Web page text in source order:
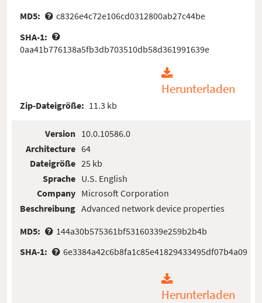
MD5:
c8326e4c72e106cd0312800ab27c44be
SHA-1:
0aa41b776138a5fb3db703510db58d361991639e
Herunterladen
Zip-Dateigröße: 11.3 kb
Version
Architecture
Dateigröße
Sprache
Company
Beschreibung
10.0.10586.0
64
25 kb
U.S. English
Microsoft Corporation
Advanced network device properties
MD5:
144a30b575361bf53160339e259b2b4b
SHA-1:
6e3384a42c6b8fa1c85e41829433495df07b4a09
Herunterladen